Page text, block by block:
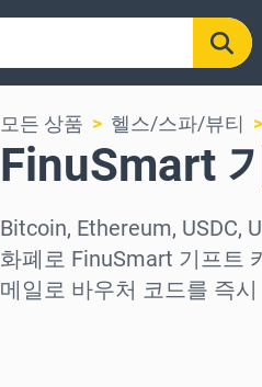
모든 상품 헬스/스파/뷰티
FinuSmart
Bitcoin, Ethereum, USDC,
화폐로 FinuSmart 기프트
메일로 바우처 코드를 즉